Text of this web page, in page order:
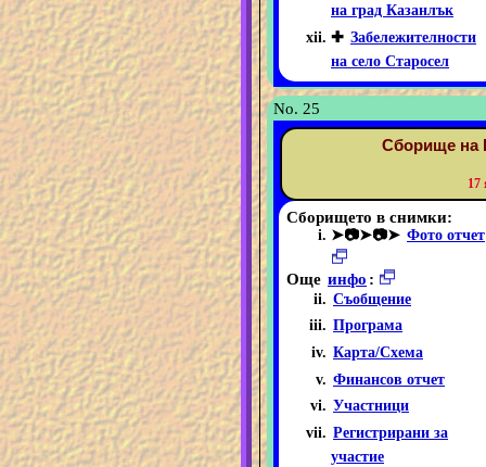
на град Казанлък
✚ Забележителности
на село Старосел
No. 25
Сборище на
17
Сборището в снимки:
➤📷➤📷➤ Фото отчет
Още инфо :
Съобщение
Програма
Карта/Схема
Финансов отчет
Участници
Регистрирани за
участие